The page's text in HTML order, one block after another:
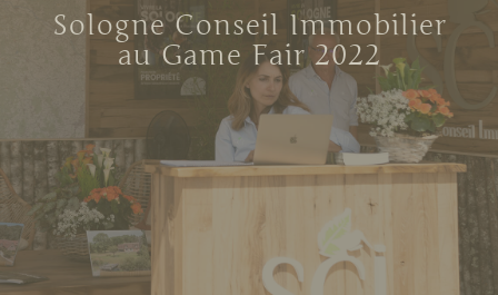
Sologne Conseil Immobilier
au Game Fair 2022